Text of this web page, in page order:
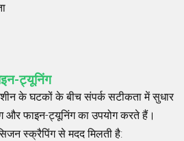
ट्यूनिंग
के घटकों के बीच संपर्क सटीकता में सुधार
फाइन-ट्यूनिंग का उपयोग करते हैं।
स्क्रैपिंग से मदद मिलती है: